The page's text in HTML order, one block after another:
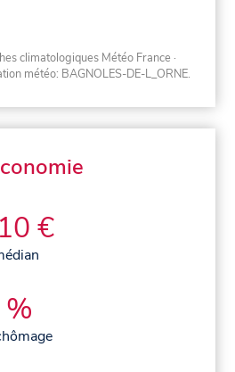
climatologiques Météo France ·
météo: BAGNOLES-DE-L_ORNE.
€